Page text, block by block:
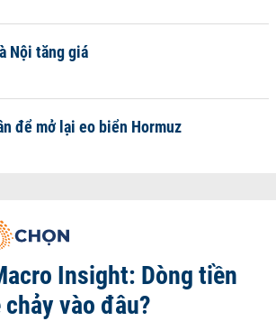
Nội tăng giá
để mở lại eo biển Hormuz
Insight: Dòng tiền
vào đâu?